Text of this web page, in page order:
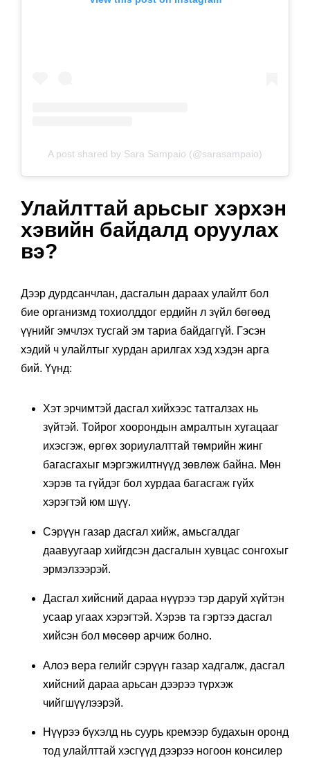
A post shared by Sara Sampaio (@sarasampaio)
Улайлттай арьсыг хэрхэн
хэвийн байдалд оруулах
вэ?
Дээр дурдсанчлан, дасгалын дараах улайлт бол
бие организмд тохиолддог ердийн л зүйл бөгөөд
үүнийг эмчлэх тусгай эм тариа байдаггүй. Гэсэн
хэдий ч улайлтыг хурдан арилгах хэд хэдэн арга
бий. Үүнд:
Хэт эрчимтэй дасгал хийхээс татгалзах нь
зүйтэй. Тойрог хоорондын амралтын хугацааг
ихэсгэж, өргөх зориулалттай төмрийн жинг
багасгахыг мэргэжилтнүүд зөвлөж байна. Мөн
хэрэв та гүйдэг бол хурдаа багасгаж гүйх
хэрэгтэй юм шүү.
Сэрүүн газар дасгал хийж, амьсгалдаг
даавуугаар хийгдсэн дасгалын хувцас сонгохыг
эрмэлзээрэй.
Дасгал хийсний дараа нүүрээ тэр даруй хүйтэн
усаар угаах хэрэгтэй. Хэрэв та гэртээ дасгал
хийсэн бол мөсөөр арчиж болно.
Алоэ вера гелийг сэрүүн газар хадгалж, дасгал
хийсний дараа арьсан дээрээ түрхэж
чийгшүүлээрэй.
Нүүрээ бүхэлд нь суурь кремээр будахын оронд
тод улайлттай хэсгүүд дээрээ ногоон консилер